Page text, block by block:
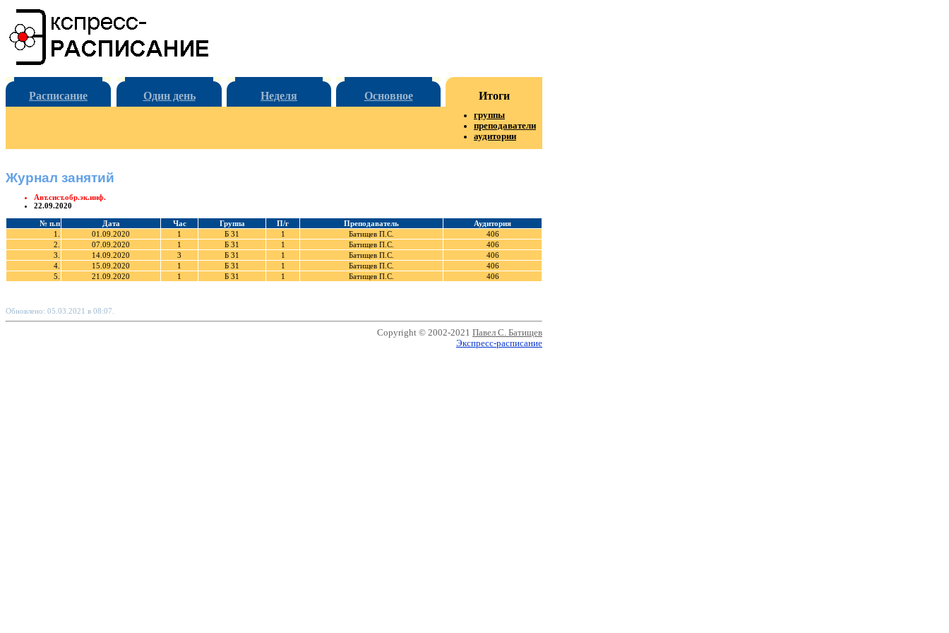
Расписание Один день Неделя Основное Итоги
группы
преподаватели
аудитории
Журнал занятий
Авт.сист.обр.эк.инф.
22.09.2020
№ п.п Дата Час Группа П/г Преподаватель
Аудитория
1.
01.09.2020 1 Б 31 1 Батищев П.C.
406
2.
07.09.2020 1 Б 31 1 Батищев П.C.
406
3.
14.09.2020 3 Б 31 1 Батищев П.C.
406
4.
15.09.2020 1 Б 31 1 Батищев П.C.
406
5.
21.09.2020 1 Б 31 1 Батищев П.C. 406
Обновлено: 05.03.2021 в 08:07.
Copyright © 2002-2021 Павел С. Батищев
Экспресс-расписание